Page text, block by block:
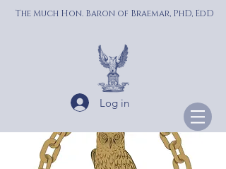
The Much Hon. Baron of Braemar, PhD, EdD
Log in